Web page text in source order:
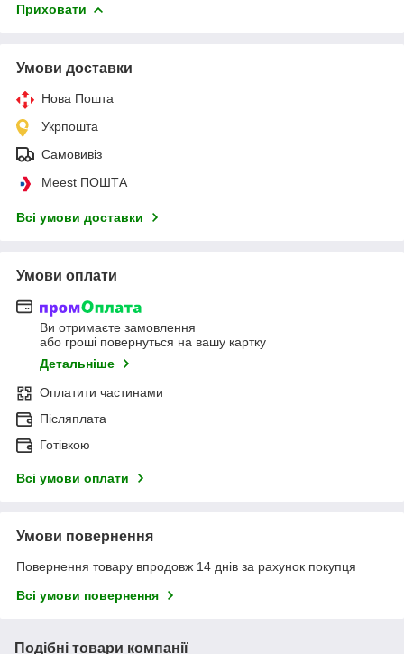
Приховати
Умови доставки
Нова Пошта
Укрпошта
Самовивіз
Meest ПОШТА
Всі умови доставки
Умови оплати
Ви отримаєте замовлення
або гроші повернуться на вашу картку
Детальніше
Оплатити частинами
Післяплата
Готівкою
Всі умови оплати
Умови повернення
Повернення товару впродовж 14 днів за рахунок покупця
Всі умови повернення
Подібні товари компанії